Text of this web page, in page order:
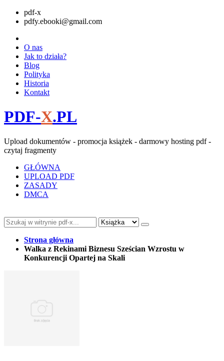
pdf-x
pdfy.ebooki@gmail.com
O nas
Jak to działa?
Blog
Polityka
Historia
Kontakt
PDF-X.PL
Upload dokumentów - promocja książek - darmowy hosting pdf -
czytaj fragmenty
GŁÓWNA
UPLOAD PDF
ZASADY
DMCA
Strona główna
Walka z Rekinami Biznesu Sześcian Wzrostu w
Konkurencji Opartej na Skali